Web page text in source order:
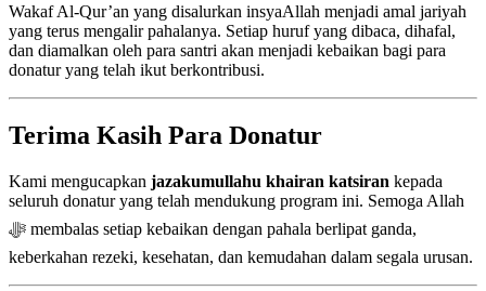
Wakaf Al-Qur’an yang disalurkan insyaAllah menjadi amal jariyah
yang terus mengalir pahalanya. Setiap huruf yang dibaca, dihafal,
dan diamalkan oleh para santri akan menjadi kebaikan bagi para
donatur yang telah ikut berkontribusi.
Terima Kasih Para Donatur
Kami mengucapkan jazakumullahu khairan katsiran kepada
seluruh donatur yang telah mendukung program ini. Semoga Allah
ﷻ membalas setiap kebaikan dengan pahala berlipat ganda,
keberkahan rezeki, kesehatan, dan kemudahan dalam segala urusan.